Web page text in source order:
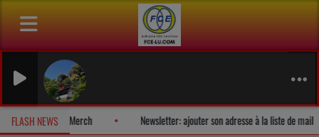
FLASH NEWS
surprise! Fan Releases & Merch Newsletter: ajouter son